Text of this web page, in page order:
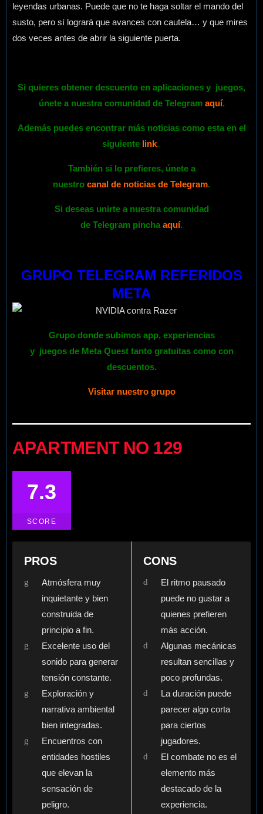
leyendas urbanas. Puede que no te haga soltar el mando del
susto, pero sí logrará que avances con cautela… y que mires
dos veces antes de abrir la siguiente puerta.
Si quieres obtener descuento en aplicaciones y juegos,
únete a nuestra comunidad de Telegram aquí.
Además puedes encontrar más noticias como esta en el
siguiente link.
También si lo prefieres, únetea
nuestro canal de noticias de Telegram.
Si deseas unirte a nuestra comunidad
de Telegram pincha aquí.
GRUPO TELEGRAM REFERIDOS
META
Grupo donde subimos app, experiencias
y juegosdeMeta Questtanto gratuitas como con
descuentos.
Visitar nuestro grupo
APARTMENT NO 129
7.3
SCORE
PROS
Atmósfera muy
inquietante y bien
construida de
principio a fin.
Excelente uso del
sonido para generar
tensión constante.
Exploración y
narrativa ambiental
bien integradas.
Encuentros con
entidades hostiles
que elevan la
sensación de
peligro.
CONS
El ritmo pausado
puede no gustar a
quienes prefieren
más acción.
Algunas mecánicas
resultan sencillas y
poco profundas.
La duración puede
parecer algo corta
para ciertos
jugadores.
El combate no es el
elemento más
destacado de la
experiencia.